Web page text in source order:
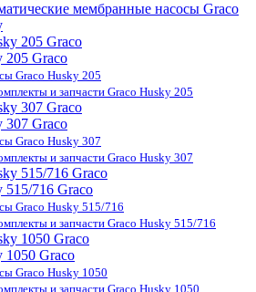
мембранные насосы Graco
205 Graco
Graco Husky 205
и запчасти Graco Husky 205
307 Graco
Graco Husky 307
и запчасти Graco Husky 307
515/716 Graco
Graco Husky 515/716
и запчасти Graco Husky 515/716
1050 Graco
Graco Husky 1050
и запчасти Graco Husky 1050